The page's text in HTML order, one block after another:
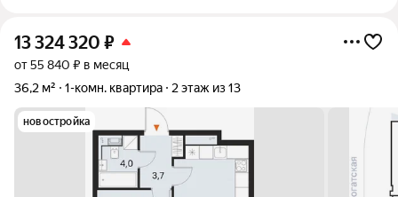
13 324 320 ₽
от 55 840 ₽ в месяц
36,2 м²
1-комн. квартира 2 этаж из 13
новостройка